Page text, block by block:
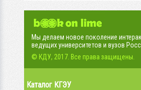
Мы делаем новое поколение
ведущих университетов и вузов
© КДУ, 2017. Все права защищены.
Каталог КГЭУ